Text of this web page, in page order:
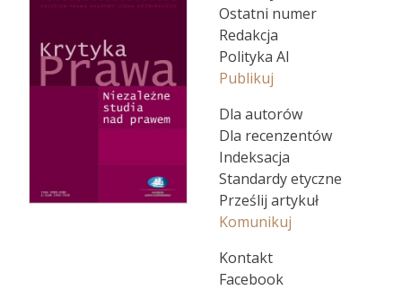
Ostatni numer
Redakcja
Polityka AI
Publikuj
Dla autorów
Dla recenzentów
Indeksacja
Standardy etyczne
Prześlij artykuł
Komunikuj
Kontakt
Facebook